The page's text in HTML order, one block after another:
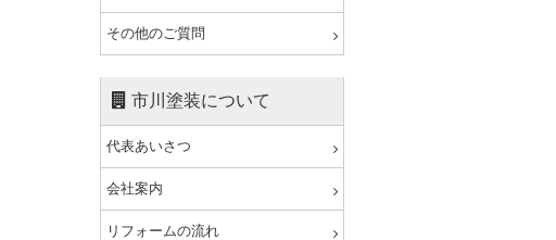
その他のご質問
市川塗装について
代表あいさつ
会社案内
リフォームの流れ